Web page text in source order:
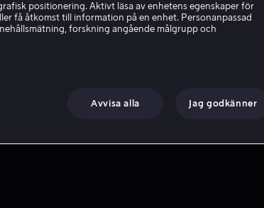
Philipponnat
positionering. Aktivt läsa av enhetens egenskaper för
få åtkomst till information på en enhet. Personanpassad
forskning angående målgrupp och
Avvisa alla Jag godkänner